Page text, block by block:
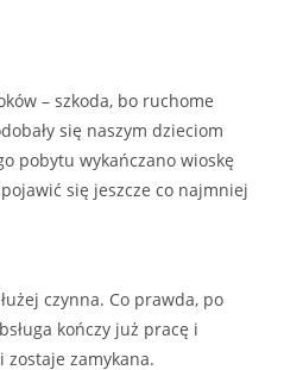
– szkoda, bo ruchome
się naszym dzieciom
pobytu wykańczano wioskę
się jeszcze co najmniej
czynna. Co prawda, po
kończy już pracę i
zamykana.